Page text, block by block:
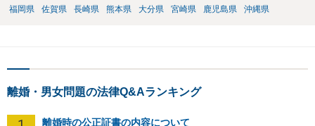
福岡県
佐賀県 長崎県 熊本県 大分県 宮崎県 鹿児島県 沖縄県
離婚・男女問題の法律Q&Aランキング
離婚時の公正証書の内容について